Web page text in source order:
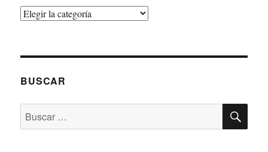
Categorías
BUSCAR
Buscar
por: